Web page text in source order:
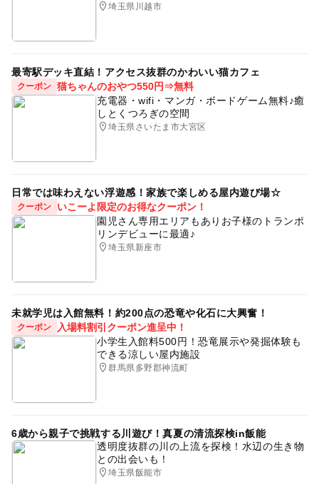
埼玉県川越市
最寄駅デッキ直結！アクセス抜群のかわいい猫カフェ
クーポン 猫ちゃんのおやつ550円⇒無料
充電器・wifi・マンガ・ボードゲーム無料♪癒
しとくつろぎの空間
埼玉県さいたま市大宮区
日常では味わえない浮遊感！家族で楽しめる屋内遊び場☆
クーポン
いこーよ限定のお得なクーポン！
園児さん専用エリアもありお子様のトランポ
リンデビューに最適♪
埼玉県新座市
未就学児は入館無料！約200点の恐竜や化石に大興奮！
クーポン
入場料割引クーポン進呈中！
小学生入館料500円！恐竜展示や発掘体験も
できる涼しい屋内施設
群馬県多野郡神流町
6歳から親子で挑戦する川遊び！真夏の清流探検in飯能
透明度抜群の川の上流を探検！水辺の生き物
との出会いも！
埼玉県飯能市